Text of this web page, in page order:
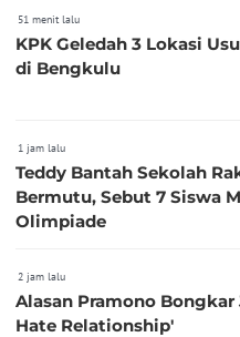
51 menit lalu
KPK Geledah 3 Lokasi
di Bengkulu
1 jam lalu
Teddy Bantah Sekolah
Bermutu, Sebut 7 Siswa
Olimpiade
2 jam lalu
Alasan Pramono Bongkar
Hate Relationship'